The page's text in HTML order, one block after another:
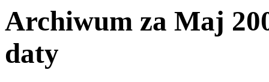
Archiwum za Maj
daty